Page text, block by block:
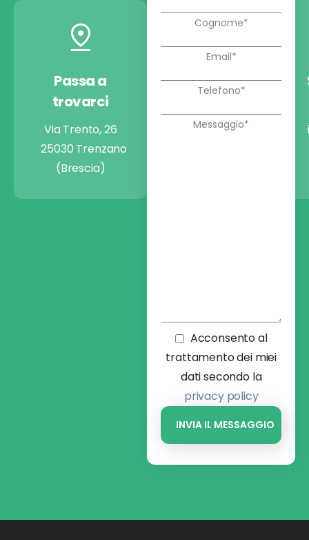
Passa a
trovarci
Via Trento, 26
25030 Trenzano
(Brescia)
Chiamaci
Acconsento al
trattamento dei miei
dati secondo la
privacy policy